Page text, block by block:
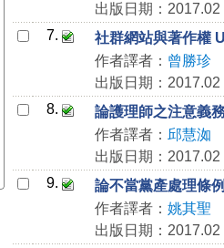
出版日期：2017.02
7.
社群網站與著作權
作者譯者： 曾勝珍
出版日期：2017.02
8.
論護理師之注意義
作者譯者： 邱慧洳
出版日期：2017.02
9.
論不當黨產處理條
作者譯者： 姚其聖
出版日期：2017.02